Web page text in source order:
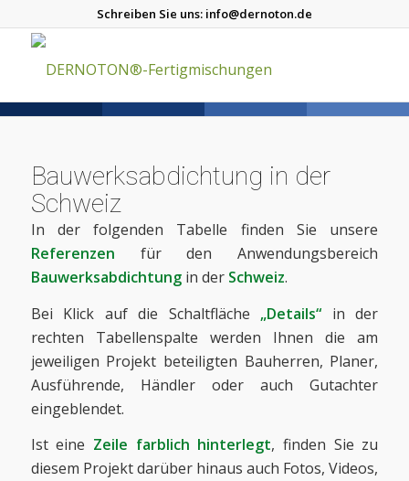
Schreiben Sie uns: info@dernoton.de
Bauwerksabdichtung in der
Schweiz
In der folgenden Tabelle finden Sie unsere
Referenzen für den Anwendungsbereich
Bauwerksabdichtungin der Schweiz.
Bei Klick auf die Schaltfläche „Details“ in der
rechten Tabellenspalte werden Ihnen die am
jeweiligen Projekt beteiligten Bauherren, Planer,
Ausführende, Händler oder auch Gutachter
eingeblendet.
Ist eine Zeile farblich hinterlegt, finden Sie zu
diesem Projekt darüber hinaus auch Fotos, Videos,